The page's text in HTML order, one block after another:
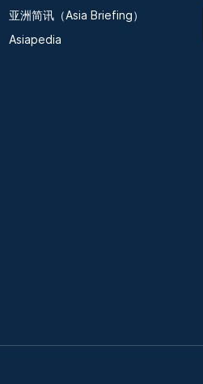
亚洲简讯（Asia Briefing）
Asiapedia